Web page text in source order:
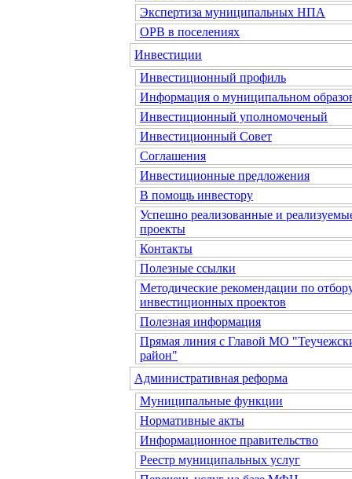
Экспертиза муниципальных НПА
ОРВ в поселениях
Инвестиции
Инвестиционный профиль
Информация о муниципальном
Инвестиционный уполномоченый
Инвестиционный Совет
Соглашения
Инвестиционные предложения
В помощь инвестору
Успешно реализованные и
проекты
Контакты
Полезные ссылки
Методические рекомендации по
инвестиционных проектов
Полезная информация
Прямая линия с Главой МО
район"
Административная реформа
Муниципальные функции
Нормативные акты
Информационное правительство
Реестр муниципальных услуг